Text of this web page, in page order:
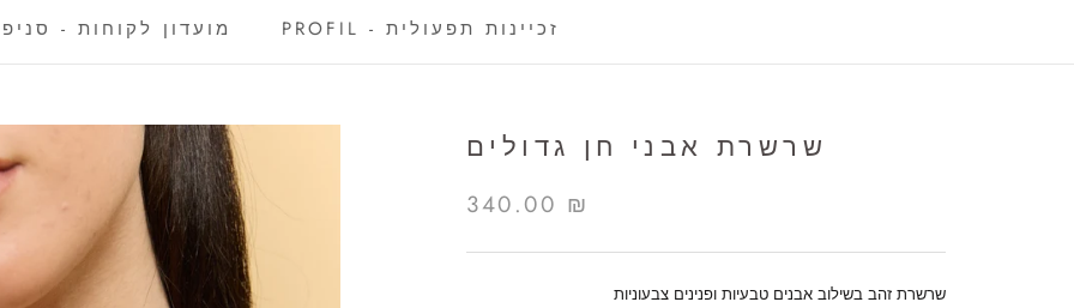
מועדון לקוחות -
PROFIL - זכיינות תפעולית
שרשרת אבני חן גדולים
340.00 ₪
שרשרת זהב בשילוב אבנים טבעיות ופנינים צבעוניות